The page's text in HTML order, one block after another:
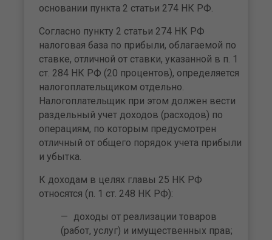
основании пункта 2 статьи 274 НК РФ.
Согласно пункту 2 статьи 274 НК РФ
налоговая база по прибыли, облагаемой по
ставке, отличной от ставки, указанной в п. 1
ст. 284 НК РФ (20 процентов), определяется
налогоплательщиком отдельно.
Налогоплательщик при этом должен вести
раздельный учет доходов (расходов) по
операциям, по которым предусмотрен
отличный от общего порядок учета прибыли
и убытка.
К доходам в целях главы 25 НК РФ
относятся (п. 1 ст. 248 НК РФ):
доходы от реализации товаров
(работ, услуг) и имущественных прав;